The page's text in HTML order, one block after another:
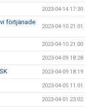
2023-04-14 17:30
förtjänade
2023-04-10 21:01
2023-04-10 21:00
2023-04-09 18:28
2023-04-09 18:19
2023-04-05 11:01
2023-04-01 23:02